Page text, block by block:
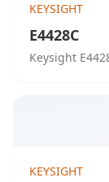
KEYSIGHT
E4428C
Keysight
KEYSIGHT